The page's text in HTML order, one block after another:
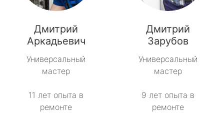
Дмитрий
Аркадьевич
Универсальный
мастер
11 лет опыта в
ремонте
Дмитрий
Зарубов
Универсальный
мастер
9 лет опыта в
ремонте